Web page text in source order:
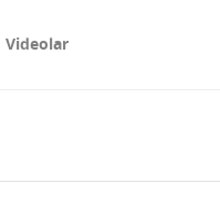
Videolar